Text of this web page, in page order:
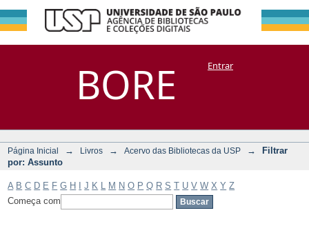
BORE
Filtrar por:
Assunto
DSpace/Manakin + CoriscoEntrar
Página Inicial → Livros → Acervo das Bibliotecas da USP →
Filtrar
por: Assunto
A B C D E F G H J K M N O P Q R S T U V W X Y Z
Começa com